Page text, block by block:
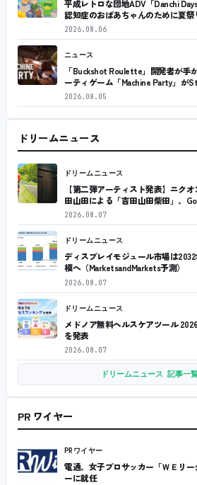
平成レトロな団地ADV「Danchi
認知症のおばあちゃんのために夏
2026.08.06
ニュース
「Buckshot Roulette」開発者が手
ーティゲーム「Machine Party」が
2026.08.05
ドリームニュース
ドリームニュース
【第二弾アーティスト発表】ニク
田山田による「吉田山田柴田」、
2026.08.07
ドリームニュース
ディスプレイモジュール市場は
模へ（MarketsandMarkets予測）
2026.08.07
ドリームニュース
メドノア無料ヘルスケアツール
を発表
2026.08.07
ドリームニュース 記事一
PR ワイヤー
PRワイヤー
電通、女子プロサッカー「ＷＥリ
ーに就任